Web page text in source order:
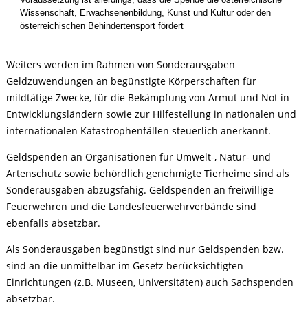
Wissenschaft, Erwachsenenbildung, Kunst und Kultur oder den
österreichischen Behindertensport fördert
Weiters werden im Rahmen von Sonderausgaben
Geldzuwendungen an begünstigte Körperschaften für
mildtätige Zwecke, für die Bekämpfung von Armut und Not in
Entwicklungsländern sowie zur Hilfestellung in nationalen und
internationalen Katastrophenfällen steuerlich anerkannt.
Geldspenden an Organisationen für Umwelt-, Natur- und
Artenschutz sowie behördlich genehmigte Tierheime sind als
Sonderausgaben abzugsfähig. Geldspenden an freiwillige
Feuerwehren und die Landesfeuerwehrverbände sind
ebenfalls absetzbar.
Als Sonderausgaben begünstigt sind nur Geldspenden bzw.
sind an die unmittelbar im Gesetz berücksichtigten
Einrichtungen (z.B. Museen, Universitäten) auch Sachspenden
absetzbar.